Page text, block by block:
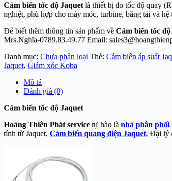
Cảm biến tốc độ Jaquet là thiết bị đo tốc độ quay
nghiệt, phù hợp cho máy móc, turbine, băng tải và
Để biết thêm thông tin sản phẩm về Cảm biến tốc
Mrs.Nghĩa-0789.83.49.77 Email:
Danh mục: Chưa phân loại Thẻ: Cảm biến áp suất
Jaquet, Giảm xóc Koba
Mô tả
Đánh giá (0)
Cảm biến tốc độ Jaquet
Hoàng Thiên Phát service tự hào là nhà phân phối
tính từ Jaquet, Cảm biến quang điện Jaquet, Đại lý